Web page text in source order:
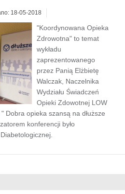
18-05-2018
"Koordynowana Opieka
Zdrowotna" to temat
wykładu
zaprezentowanego
przez Panią Elżbietę
Walczak, Naczelnika
Wydziału Świadczeń
Opieki Zdowotnej LOW
Dobra opieka szansą na dłuższe
konferencji było